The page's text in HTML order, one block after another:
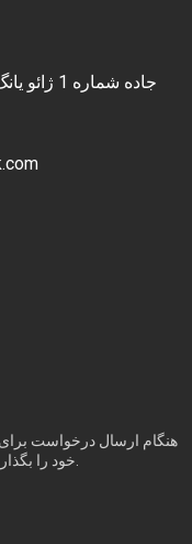
جاده
هنگام ارسال درخواست برای